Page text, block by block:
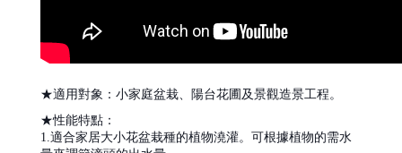
★適用對象：小家庭盆栽、陽台花圃及景觀造景工程。
★性能特點：
1.適合家居大小花盆栽種的植物澆灌。可根據植物的需水